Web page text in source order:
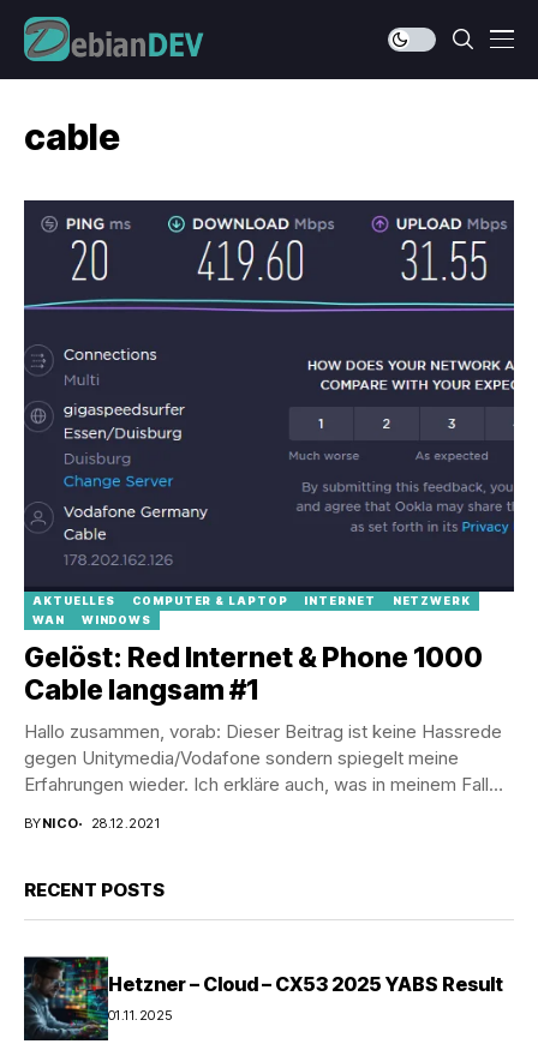
cable
AKTUELLES COMPUTER & LAPTOP INTERNET
NETZWERK
WAN
WINDOWS
Gelöst: Red Internet & Phone 1000
Cable langsam #1
Hallo zusammen, vorab: Dieser Beitrag ist keine Hassrede
gegen Unitymedia/Vodafone sondern spiegelt meine
Erfahrungen wieder. Ich erkläre auch, was in meinem Fall
BYNICO 28.12.2021
RECENT POSTS
Hetzner – Cloud – CX53 2025 YABS Result
01.11.2025